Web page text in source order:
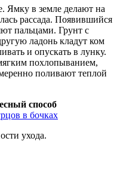
Ямку в земле делают на
рассада. Появившийся
пальцами. Грунт с
ладонь кладут ком
и опускать в лунку.
похлопыванием,
поливают теплой
способ
в бочках
ухода.